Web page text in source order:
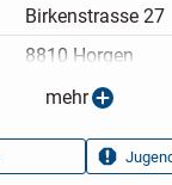
Birkenstrasse 27
8810 Horgen
Privatangebot
21.07.2026
6d2a1d61
mehr